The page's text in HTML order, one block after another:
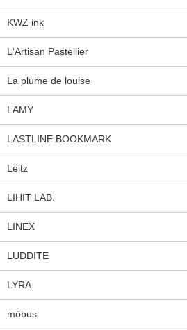
KWZ ink
L'Artisan Pastellier
La plume de louise
LAMY
LASTLINE BOOKMARK
Leitz
LIHIT LAB.
LINEX
LUDDITE
LYRA
möbus